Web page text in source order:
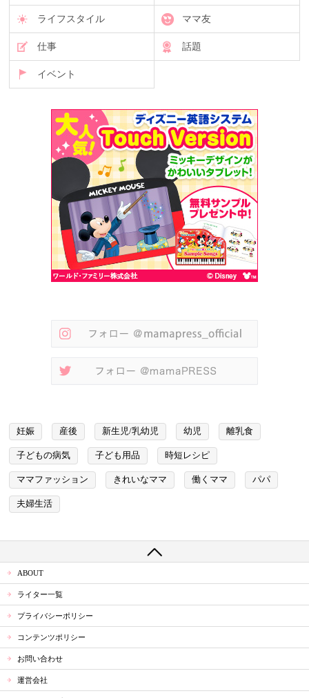
ライフスタイル ママ友
仕事 話題
イベント
妊娠 産後 新生児/乳幼児 幼児 離乳食
子どもの病気 子ども用品 時短レシピ
ママファッション きれいなママ 働くママ パパ
夫婦生活
ABOUT
ライター一覧
プライバシーポリシー
コンテンツポリシー
お問い合わせ
運営会社